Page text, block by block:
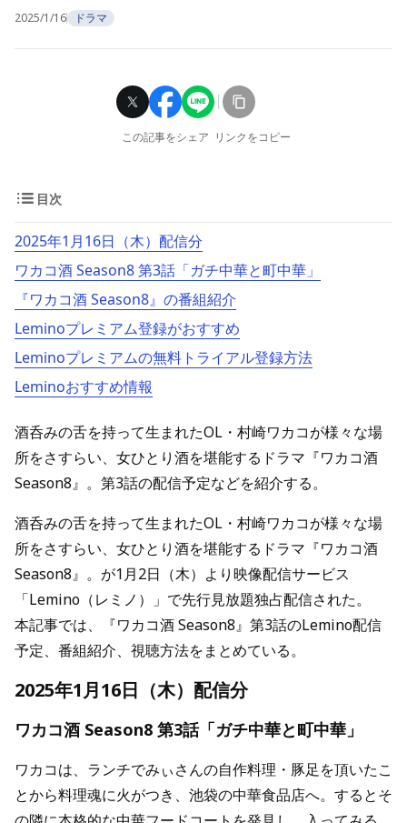
2025/1/16 ドラマ
この記事をシェア リンクをコピー
目次
2025年1月16日（木）配信分
ワカコ酒 Season8 第3話「ガチ中華と町中華」
『ワカコ酒 Season8』の番組紹介
Leminoプレミアム登録がおすすめ
Leminoプレミアムの無料トライアル登録方法
Leminoおすすめ情報
酒呑みの舌を持って生まれたOL・村崎ワカコが様々な場
所をさすらい、女ひとり酒を堪能するドラマ『ワカコ酒
Season8』。第3話の配信予定などを紹介する。
酒呑みの舌を持って生まれたOL・村崎ワカコが様々な場
所をさすらい、女ひとり酒を堪能するドラマ『ワカコ酒
Season8』。が1月2日（木）より映像配信サービス
「Lemino（レミノ）」で先行見放題独占配信された。
本記事では、『ワカコ酒 Season8』第3話のLemino配信
予定、番組紹介、視聴方法をまとめている。
2025年1月16日（木）配信分
ワカコ酒 Season8 第3話「ガチ中華と町中華」
ワカコは、ランチでみぃさんの自作料理・豚足を頂いたこ
とから料理魂に火がつき、池袋の中華食品店へ。するとそ